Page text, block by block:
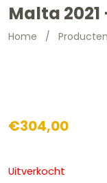
Malta
Home / Producten
€304,00
Uitverkocht